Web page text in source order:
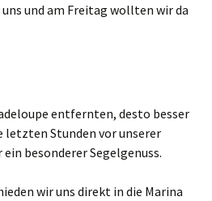
und am Freitag wollten wir da
entfernten, desto besser
letzten Stunden vor unserer
besonderer Segelgenuss.
wir uns direkt in die Marina